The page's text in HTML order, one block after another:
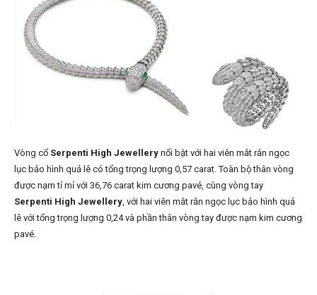
Vòng cổ Serpenti High Jewellery nổi bật với hai viên mắt rắn ngọc
lục bảo hình quả lê có tổng trọng lượng 0,57 carat. Toàn bộ thân vòng
được nạm tỉ mỉ với 36,76 carat kim cương pavé, cùng vòng tay
Serpenti High Jewellery, với hai viên mắt rắn ngọc lục bảo hình quả
lê với tổng trọng lượng 0,24 và phần thân vòng tay được nạm kim cương
pavé.